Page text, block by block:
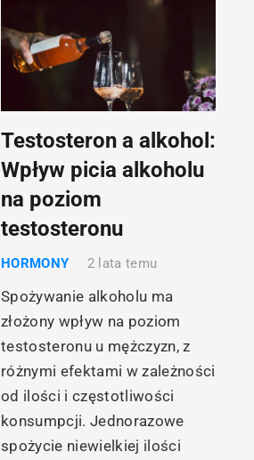
Testosteron a alkohol:
Wpływ picia alkoholu
na poziom
testosteronu
HORMONY 2 lata temu
Spożywanie alkoholu ma
złożony wpływ na poziom
testosteronu u mężczyzn, z
różnymi efektami w zależności
od ilości i częstotliwości
konsumpcji. Jednorazowe
spożycie niewielkiej ilości